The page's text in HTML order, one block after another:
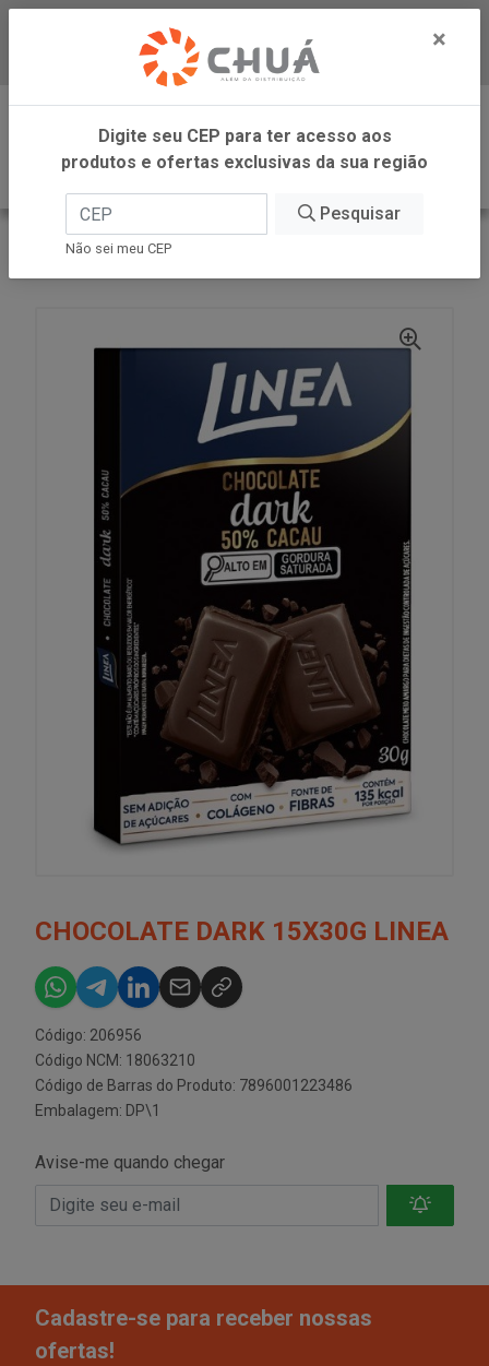
Baixe já nosso APP
0
INÍCIO
LINEA ALIMENTOS
CHOCOLATE DARK 15X30G LINEA
Código: 206956
Código NCM: 18063210
Código de Barras do Produto: 7896001223486
Embalagem: DP\1
Avise-me quando chegar
Cadastre-se para receber nossas
ofertas!
×
Digite seu CEP para ter acesso aos
produtos e ofertas exclusivas da sua região
Pesquisar
Não sei meu CEP